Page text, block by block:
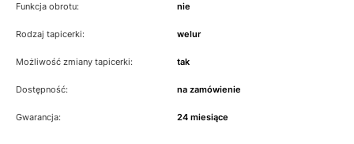
Funkcja obrotu: nie
Rodzaj tapicerki: welur
Możliwość zmiany tapicerki: tak
Dostępność: na zamówienie
Gwarancja: 24 miesiące